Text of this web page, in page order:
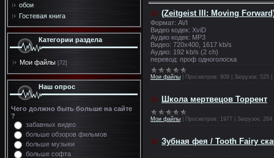
обои
Гостевая книга
Категории раздела
Мои файлы [72]
Наш опрос
Чего должно быть больше на сайте
?
забавных видео
больше обзоров фильмов
больше музыки
больше софта
(Zeitgeist III: Moving
Формат: AVI
Видео кодек: XviD
Аудио кодек: MP3
Видео: 720x400, 1617 kb/s
Аудио: 192 kb/s (2 ch)
перевод: проф одноголоска
Мои файлы Просмотров: 809 Загрузок: 525
Школа мертвецов Торрент
Мои файлы Просмотров: 1977 Загрузок: 264
Зубная фея / Tooth Fairy